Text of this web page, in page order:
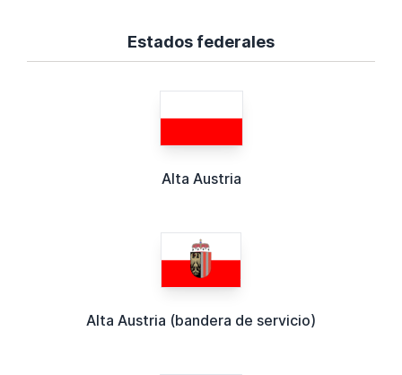
Estados federales
Alta Austria
Alta Austria (bandera de servicio)